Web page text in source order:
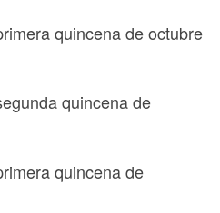
quincena de octubre
quincena de
quincena de